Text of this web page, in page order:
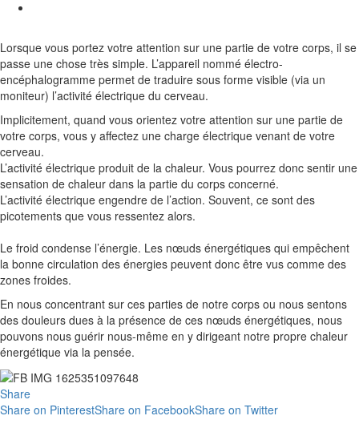
Lorsque vous portez votre attention sur une partie de votre corps, il se
passe une chose très simple. L’appareil nommé électro-
encéphalogramme permet de traduire sous forme visible (via un
moniteur) l’activité électrique du cerveau.
Implicitement, quand vous orientez votre attention sur une partie de
votre corps, vous y affectez une charge électrique venant de votre
cerveau.
L’activité électrique produit de la chaleur. Vous pourrez donc sentir une
sensation de chaleur dans la partie du corps concerné.
L’activité électrique engendre de l’action. Souvent, ce sont des
picotements que vous ressentez alors.
Le froid condense l’énergie. Les nœuds énergétiques qui empêchent
la bonne circulation des énergies peuvent donc être vus comme des
zones froides.
En nous concentrant sur ces parties de notre corps ou nous sentons
des douleurs dues à la présence de ces nœuds énergétiques, nous
pouvons nous guérir nous-même en y dirigeant notre propre chaleur
énergétique via la pensée.
Share
Share on PinterestShare on FacebookShare on Twitter